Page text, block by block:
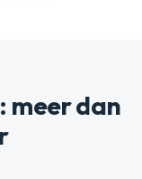
meer dan